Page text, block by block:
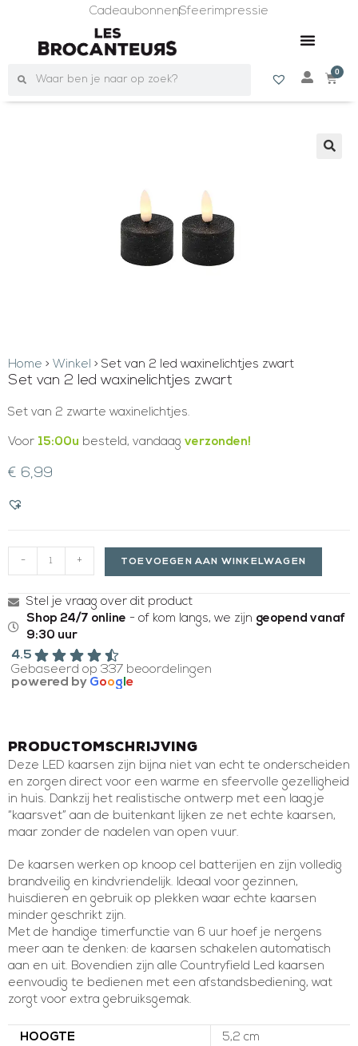
CadeaubonnenSfeerimpressie
0
Home > Winkel > Set van 2 led waxinelichtjes zwart
Set van 2 led waxinelichtjes zwart
Set van 2 zwarte waxinelichtjes.
Voor 15:00u besteld, vandaag verzonden!
€ 6,99
- + TOEVOEGEN AAN WINKELWAGEN
Stel je vraag over dit product
Shop 24/7 online - of kom langs, we zijn geopend vanaf
9:30 uur
4.5
Gebaseerd op 337 beoordelingen
powered by Goog e
Productomschrijving
Deze LED kaarsen zijn bijna niet van echt te onderscheiden
en zorgen direct voor een warme en sfeervolle gezelligheid
in huis. Dankzij het realistische ontwerp met een laagje
“kaarsvet” aan de buitenkant lijken ze net echte kaarsen,
maar zonder de nadelen van open vuur.
De kaarsen werken op knoop cel batterijen en zijn volledig
brandveilig en kindvriendelijk. Ideaal voor gezinnen,
huisdieren en gebruik op plekken waar echte kaarsen
minder geschrikt zijn.
Met de handige timerfunctie van 6 uur hoef je nergens
meer aan te denken: de kaarsen schakelen automatisch
aan en uit. Bovendien zijn alle Countryfield Led kaarsen
eenvoudig te bedienen met een afstandsbediening, wat
zorgt voor extra gebruiksgemak.
HOOGTE 5,2 cm